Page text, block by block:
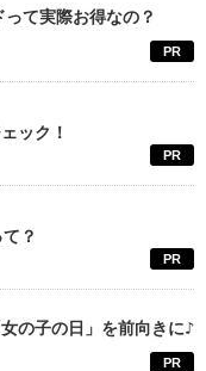
て実際お得なの？
PR
ック！
PR
？
PR
の子の日」を前向きに♪
PR